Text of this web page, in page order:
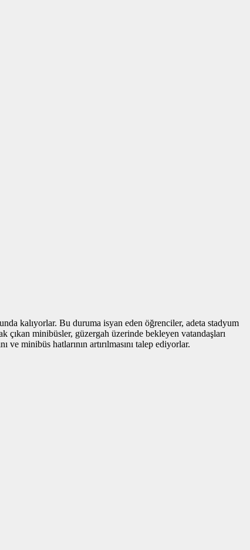
kalıyorlar. Bu duruma isyan eden öğrenciler, adeta stadyum
çıkan minibüsler, güzergah üzerinde bekleyen vatandaşları
minibüs hatlarının artırılmasını talep ediyorlar.